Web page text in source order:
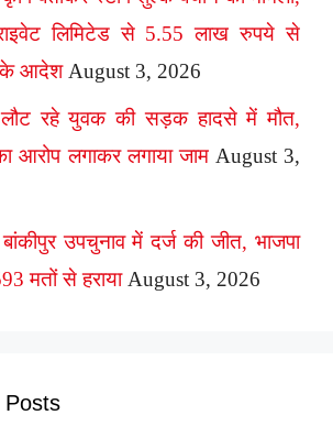
लिमिटेड से 5.55 लाख रुपये से
के आदेश August 3, 2026
लौट रहे युवक की सड़क हादसे में मौत,
आरोप लगाकर लगाया जाम August 3,
उपचुनाव में दर्ज की जीत, भाजपा
मतों से हराया August 3, 2026
Posts